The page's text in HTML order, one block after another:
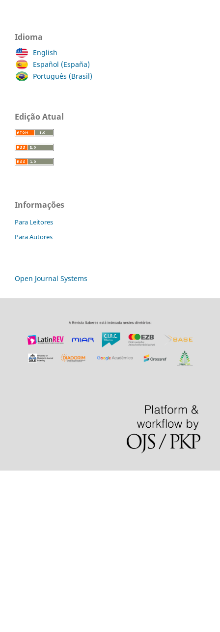
Idioma
English
Español (España)
Português (Brasil)
Edição Atual
Informações
Para Leitores
Para Autores
Open Journal Systems